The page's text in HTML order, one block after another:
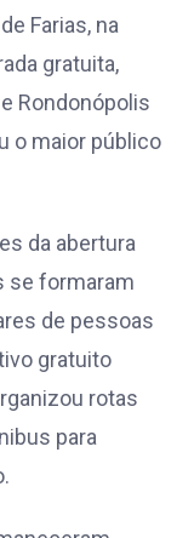
Farias, na
gratuita,
Rondonópolis
o maior público
da abertura
se formaram
de pessoas
gratuito
rotas
para